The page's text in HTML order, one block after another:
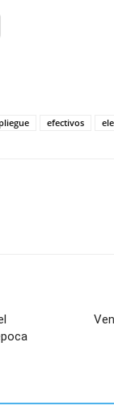
efectivos